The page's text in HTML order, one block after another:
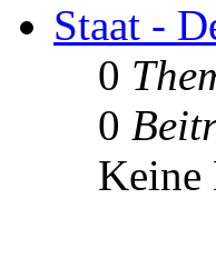
Staat -
0
0
Keine